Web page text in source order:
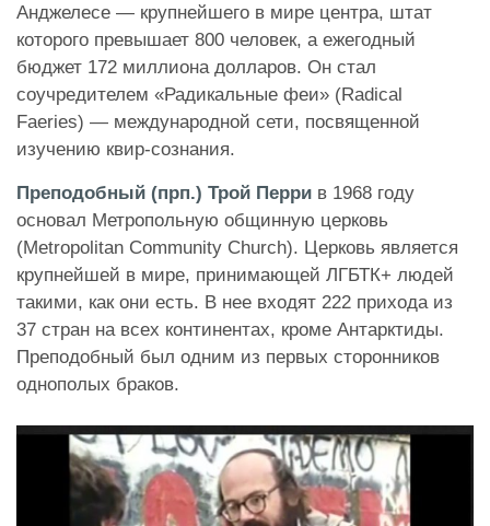
Анджелесе — крупнейшего в мире центра, штат
которого превышает 800 человек, а ежегодный
бюджет 172 миллиона долларов. Он стал
соучредителем «Радикальные феи» (Radical
Faeries) — международной сети, посвященной
изучению квир-сознания.
Преподобный (прп.) Трой Перри в 1968 году
основал Метропольную общинную церковь
(Metropolitan Community Church). Церковь является
крупнейшей в мире, принимающей ЛГБТК+ людей
такими, как они есть. В нее входят 222 прихода из
37 стран на всех континентах, кроме Антарктиды.
Преподобный был одним из первых сторонников
однополых браков.